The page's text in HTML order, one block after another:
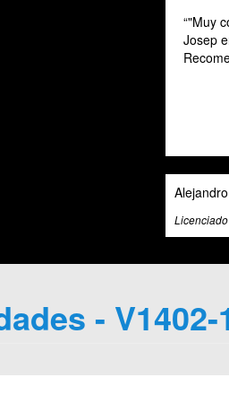
"Muy
Josep
- V1402-